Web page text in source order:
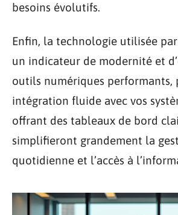
besoins évolutifs.
Enfin, la technologie utilisée
un indicateur de modernité et
outils numériques performants,
intégration fluide avec vos
offrant des tableaux de bord
simplifieront grandement la
quotidienne et l’accès à